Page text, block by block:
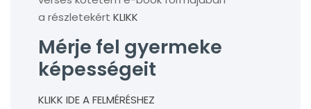
a részletekért KLIKK
Mérje fel gyermeke
képességeit
KLIKK IDE A FELMÉRÉSHEZ